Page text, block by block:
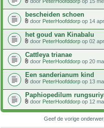
bescheiden schoen
door PeterHoofddorp op 14
het goud van Kinabalu
door PeterHoofddorp op 02
Cattleya trianae
door PeterHoofddorp op 20
Een sanderianum kind
door PeterHoofddorp op 13
Paphiopedilum
door PeterHoofddorp op 12
Geef de vorige